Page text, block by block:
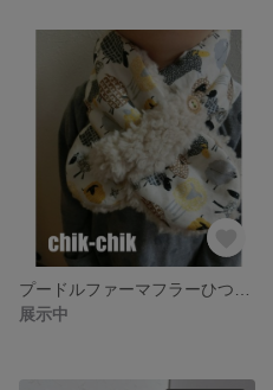
展示中